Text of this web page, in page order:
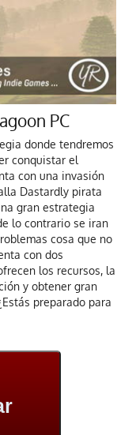
PC
donde tendremos
conquistar el
con una invasión
Dastardly pirata
gran estrategia
lo contrario se iran
cosa que no
con dos
los recursos, la
y obtener gran
preparado para